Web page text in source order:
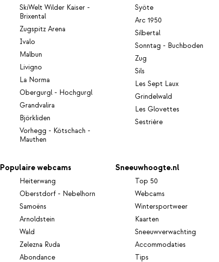
SkiWelt Wilder Kaiser -
Brixental
Zugspitz Arena
Ivalo
Malbun
Livigno
La Norma
Obergurgl - Hochgurgl
Grandvalira
Björkliden
Vorhegg - Kötschach -
Mauthen
Syöte
Arc 1950
Silbertal
Sonntag - Buchboden
Zug
Sils
Les Sept Laux
Grindelwald
Les Glovettes
Sestrière
Populaire webcams
Heiterwang
Oberstdorf - Nebelhorn
Samoëns
Arnoldstein
Wald
Zelezna Ruda
Abondance
Sneeuwhoogte.nl
Top 50
Webcams
Wintersportweer
Kaarten
Sneeuwverwachting
Accommodaties
Tips